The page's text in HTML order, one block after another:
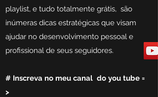
playlist, e tudo totalmente grátis, são
inúmeras dicas estratégicas que visam
ajudar no desenvolvimento pessoal e
profissional de seus seguidores.
# Inscreva no meu canal do you tube =
>